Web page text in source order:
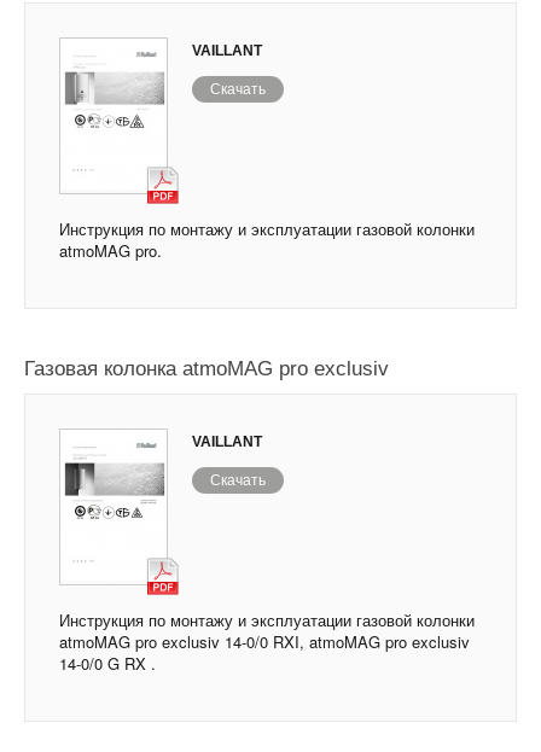
VAILLANT
Скачать
Инструкция по монтажу и эксплуатации газовой колонки
atmoMAG pro.
Газовая колонка atmoMAG pro exclusiv
VAILLANT
Скачать
Инструкция по монтажу и эксплуатации газовой колонки
atmoMAG pro exclusiv 14-0/0 RXI, atmoMAG pro exclusiv
14-0/0 G RX .